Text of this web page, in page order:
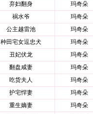
弃妇翻身
玛奇朵
祸水爷
玛奇朵
公主越雷池
玛奇朵
种田宅女逗忠犬
玛奇朵
丑妃伏龙
玛奇朵
翻盘咸妻
玛奇朵
吃货夫人
玛奇朵
护宅悍妻
玛奇朵
重生嫡妻
玛奇朵